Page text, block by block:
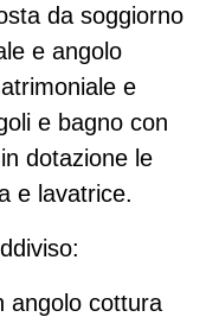
da soggiorno
e angolo
e
e bagno con
dotazione le
e lavatrice.
angolo cottura